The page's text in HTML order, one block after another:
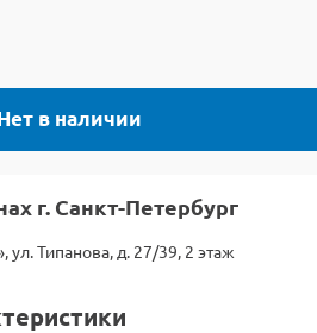
в наличии
г. Санкт-Петербург
ул. Типанова, д. 27/39, 2 этаж